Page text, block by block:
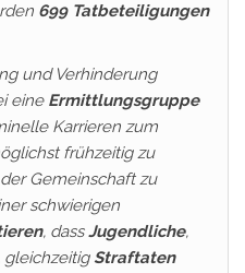
699 Tatbeteiligungen
und Verhinderung
eine Ermittlungsgruppe
Karrieren zum
frühzeitig zu
Gemeinschaft zu
schwierigen
, dassJugendliche,
gleichzeitig Straftaten